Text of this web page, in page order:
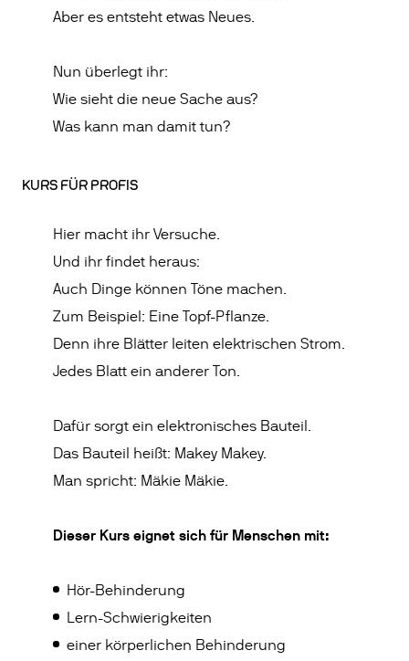
Aber es entsteht etwas Neues.
Nun überlegt ihr:
Wie sieht die neue Sache aus?
Was kann man damit tun?
KURS FÜR PROFIS
Hier macht ihr Versuche.
Und ihr findet heraus:
Auch Dinge können Töne machen.
Zum Beispiel: Eine Topf-Pflanze.
Denn ihre Blätter leiten elektrischen Strom.
Jedes Blatt ein anderer Ton.
Dafür sorgt ein elektronisches Bauteil.
Das Bauteil heißt: Makey Makey.
Man spricht: Mäkie Mäkie.
Dieser Kurs eignet sich für Menschen mit:
Hör-Behinderung
Lern-Schwierigkeiten
einer körperlichen Behinderung